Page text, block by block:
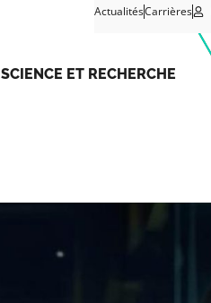
ActualitésCarrières
SCIENCE ET RECHERCHE